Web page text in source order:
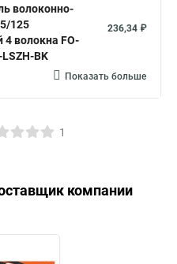
волоконно-
125
волокна FO-
LSZH-BK
236,34 ₽
Показать больше
1
компании